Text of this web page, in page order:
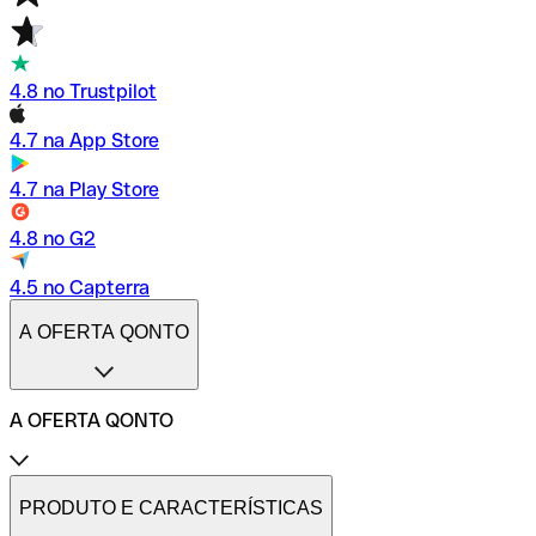
4.8 no Trustpilot
4.7 na App Store
4.7 na Play Store
4.8 no G2
4.5 no Capterra
A OFERTA QONTO
A OFERTA QONTO
Tarifas
Conta profissional online
PRODUTO E CARACTERÍSTICAS